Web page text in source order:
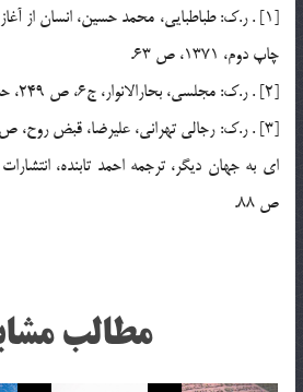
[1] . ر.ك: طباطبايي، محمد حسين، انسان از آغاز
چاپ دوم، 1371، ص 63.
[2] . ر.ك: مجلسي، بحارالانوار، ج6، ص 249، حديث 87.
ص 88.
مطالب